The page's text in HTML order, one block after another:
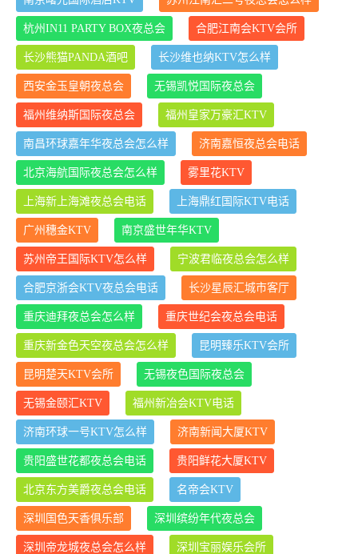
杭州IN11 PARTY BOX夜总会 合肥江南会KTV会所
长沙熊猫PANDA酒吧 长沙维也纳KTV怎么样
西安金玉皇朝夜总会 无锡凯悦国际夜总会
福州维纳斯国际夜总会 福州皇家万豪汇KTV
南昌环球嘉年华夜总会怎么样 济南嘉恒夜总会电话
北京海航国际夜总会怎么样 雾里花KTV
上海新上海滩夜总会电话 上海鼎红国际KTV电话
广州穗金KTV 南京盛世年华KTV
苏州帝王国际KTV怎么样 宁波君临夜总会怎么样
合肥京浙会KTV夜总会电话 长沙星辰汇城市客厅
重庆迪拜夜总会怎么样 重庆世纪会夜总会电话
重庆新金色天空夜总会怎么样 昆明臻乐KTV会所
昆明楚天KTV会所 无锡夜色国际夜总会
无锡金颐汇KTV 福州新冶会KTV电话
济南环球一号KTV怎么样 济南新闻大厦KTV
贵阳盛世花都夜总会电话 贵阳鲜花大厦KTV
北京东方美爵夜总会电话 名帝会KTV
深圳国色天香俱乐部 深圳缤纷年代夜总会
深圳帝龙城夜总会怎么样 深圳宝丽娱乐会所